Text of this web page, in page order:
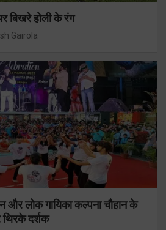
बिखरे होली के रंग
Gairola
और लोक गायिका कल्पना चौहान के
थिरके दर्शक